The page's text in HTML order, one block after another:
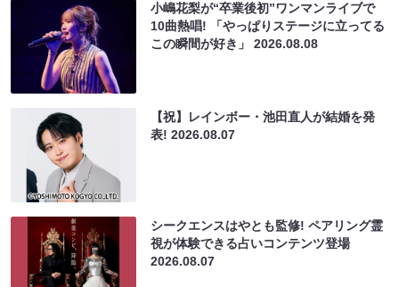
小嶋花梨が“卒業後初”ワンマンライブで
10曲熱唱! 「やっぱりステージに立ってる
この瞬間が好き」2026.08.08
【祝】レインボー・池田直人が結婚を発
表!2026.08.07
シークエンスはやとも監修! ペアリング霊
視が体験できる占いコンテンツ登場
2026.08.07